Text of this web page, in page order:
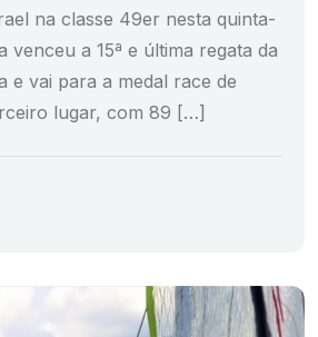
na classe 49er nesta quinta-
venceu a 15ª e última regata da
e vai para a medal race de
lugar, com 89 […]